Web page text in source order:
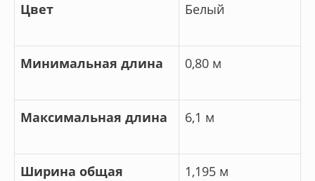
Цвет Белый
Минимальная длина 0,80 м
Максимальная длина 6,1 м
Ширина общая 1,195 м